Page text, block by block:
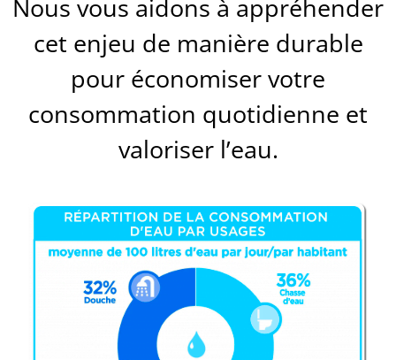
Nous vous aidons à appréhender
cet enjeu de manière durable
pour économiser votre
consommation quotidienne et
valoriser l’eau.